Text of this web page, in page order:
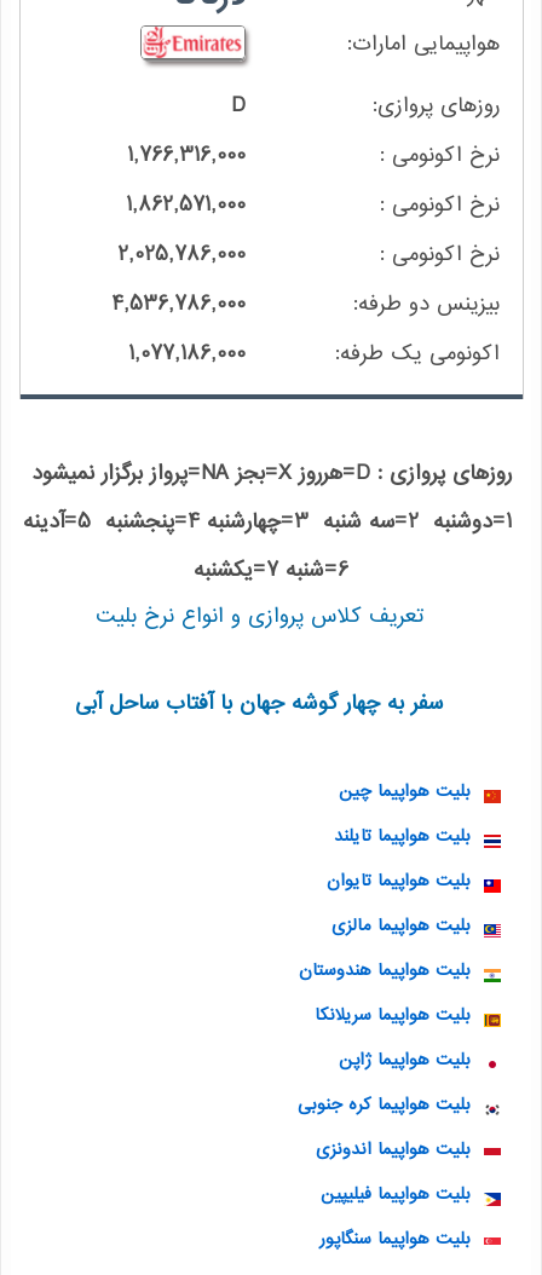
D
1,766,316,000
1,862,571,000
2,025,786,000
4,536,786,000
1,077,186,000
روزهای پروازی : D=هرروز X=بجز NA=پرواز برگزار نمیشود
1=دوشنبه 2=سه شنبه 3=چهارشنبه 4=پنجشنبه 5=آدینه
6=شنبه 7=یکشنبه
تعریف کلاس پروازی و انواع نرخ بلیت
سفر به چهار گوشه جهان با آفتاب ساحل آبی
بلیت هواپیما چین
بلیت هواپیما تایلند
بلیت هواپیما تایوان
بلیت هواپیما مالزی
بلیت هواپیما هندوستان
بلیت هواپیما سریلانکا
بلیت هواپیما ژاپن
بلیت هواپیما کره جنوبی
بلیت هواپیما اندونزی
بلیت هواپیما فیلیپین
بلیت هواپیما سنگاپور